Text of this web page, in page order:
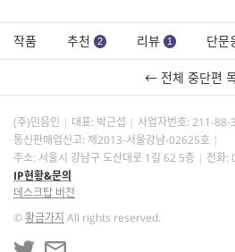
작품 추천 2 리뷰 1 단문
← 전체 중단편
(주)민음인 대표: 박근섭 사업자번호: 211-88-
통신판매업신고: 제2013-서울강남-02625호
주소: 서울시 강남구 도산대로 1길 62 5층
전화:
IP현황&문의
데스크탑 버전
©황금가지 All rights reserved.